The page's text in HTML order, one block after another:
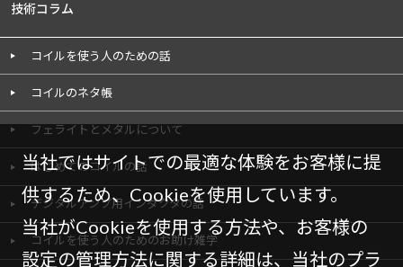
当社ではサイトでの最適な体験をお客様に提
供するため、Cookieを使用しています。
当社がCookieを使用する方法や、お客様の
設定の管理方法に関する詳細は、当社のプラ
技術コラム
コイルを使う人のための話
コイルのネタ帳
フェライトとメタルについて
はじめてのコイルの話
デジタルアンプ用インダクタの話
コイルを使う人のためのお助け雑学